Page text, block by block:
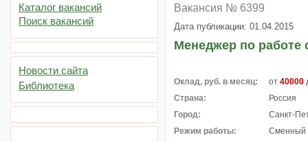
Каталог вакансий
Поиск вакансий
Новости сайта
Библиотека
Вакансия № 6399
Дата публикации: 01.04.2015
Менеджер по работе
Оклад, руб. в месяц: от 40000
Страна:
Россия
Город:
Санкт-
Режим работы:
Сменный